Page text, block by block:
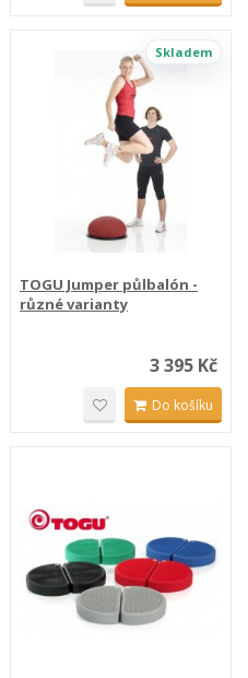
Skladem
TOGU Jumper půlbalón -
různé varianty
3 395 Kč
Do košíku